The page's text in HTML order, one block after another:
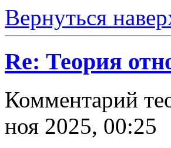
Вернуться
Re: Теория
Комментарий
ноя 2025, 00:25